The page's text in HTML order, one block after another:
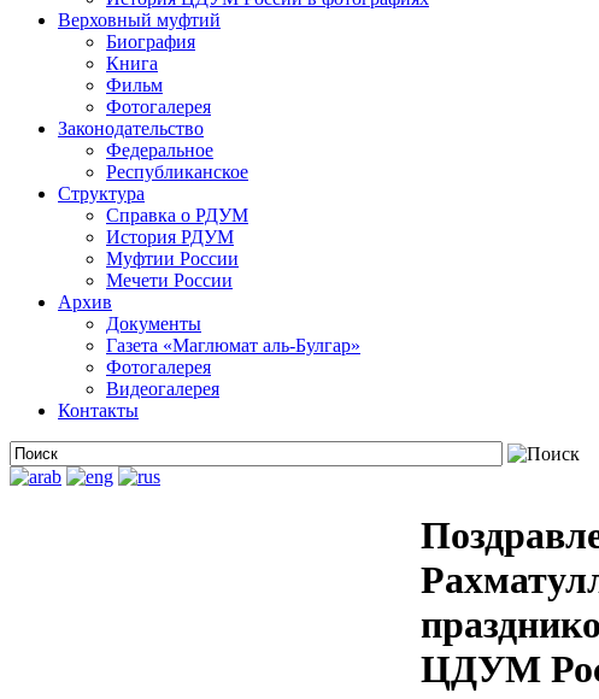
Верховный муфтий
Биография
Книга
Фильм
Фотогалерея
Законодательство
Федеральное
Республиканское
Структура
Справка о РДУМ
История РДУМ
Муфтии России
Мечети России
Архив
Документы
Газета «Маглюмат аль-Булгар»
Фотогалерея
Видеогалерея
Контакты
ЦДУМ